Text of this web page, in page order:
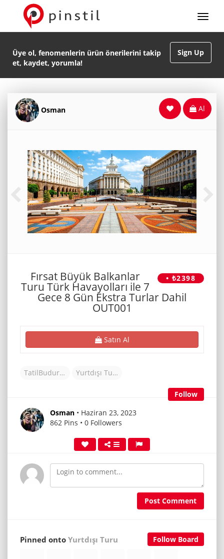
Sign Up
Üye ol, fenomenlerin ürün önerilerini takip
et, kaydet, yorumla!
Osman Al
• ₺2398
Fırsat Büyük Balkanlar
Turu Türk Havayolları ile 7
Gece 8 Gün Ekstra Turlar Dahil
OUT001
Satın Al
TatilBudur Tur Yurtdışı Turlar
Follow
Osman • Haziran 23, 2023
862 Pins • 0 Followers
Post Comment
Follow Board
Pinned ontoYurtdışı Turu